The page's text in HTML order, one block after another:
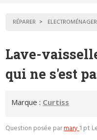
RÉPARER ELECTROMÉNAGER
Lave-
qui ne s'est
Marque : Curtiss
Question posée parmary1 pt